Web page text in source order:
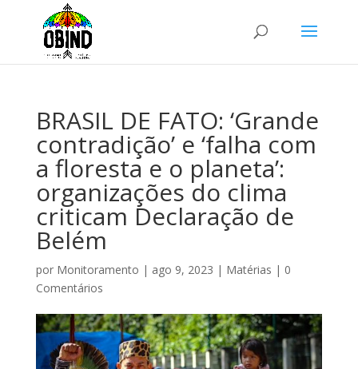
BRASIL DE FATO: ‘Grande
contradição’ e ‘falha com
a floresta e o planeta’:
organizações do clima
criticam Declaração de
Belém
por Monitoramento | ago 9, 2023 | Matérias | 0
Comentários